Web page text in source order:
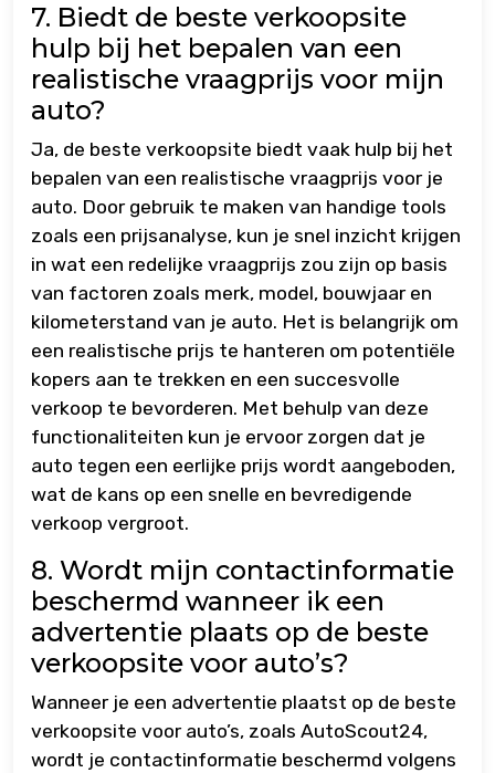
7. Biedt de beste verkoopsite
hulp bij het bepalen van een
realistische vraagprijs voor mijn
auto?
Ja, de beste verkoopsite biedt vaak hulp bij het
bepalen van een realistische vraagprijs voor je
auto. Door gebruik te maken van handige tools
zoals een prijsanalyse, kun je snel inzicht krijgen
in wat een redelijke vraagprijs zou zijn op basis
van factoren zoals merk, model, bouwjaar en
kilometerstand van je auto. Het is belangrijk om
een realistische prijs te hanteren om potentiële
kopers aan te trekken en een succesvolle
verkoop te bevorderen. Met behulp van deze
functionaliteiten kun je ervoor zorgen dat je
auto tegen een eerlijke prijs wordt aangeboden,
wat de kans op een snelle en bevredigende
verkoop vergroot.
8. Wordt mijn contactinformatie
beschermd wanneer ik een
advertentie plaats op de beste
verkoopsite voor auto’s?
Wanneer je een advertentie plaatst op de beste
verkoopsite voor auto’s, zoals AutoScout24,
wordt je contactinformatie beschermd volgens